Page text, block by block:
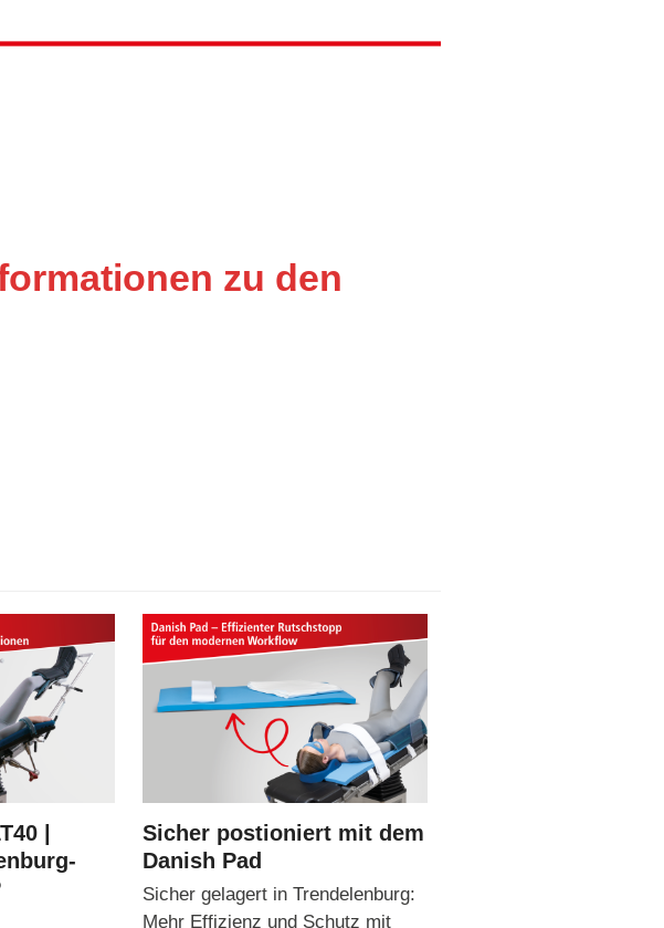
zu den
|
Sicher postioniert mit dem
Danish Pad
Sicher gelagert in Trendelenburg:
Mehr Effizienz und Schutz mit